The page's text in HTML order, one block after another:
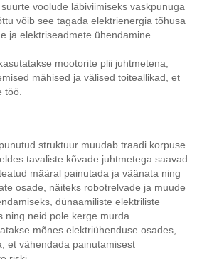
voolude läbiviimiseks vaskpunuga
võib see tagada elektrienergia tõhusa
ja elektriseadmete ühendamine
mootorite plii juhtmetena,
mähised ja välised toiteallikad, et
töö.
struktuur muudab traadi korpuse
tavaliste kõvade juhtmetega saavad
määral painutada ja väänata ning
osade, näiteks robotrelvade ja muude
dünaamiliste elektriliste
ning neid pole kerge murda.
mõnes elektriühenduse osades,
et vähendada painutamisest